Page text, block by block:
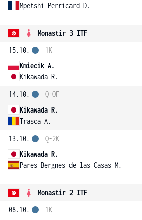
Mpetshi Perricard D.
Monastir 3 ITF
15.10.
Kmiecik A.
Kikawada R.
1K
14.10.
Kikawada R.
Trasca A.
Q-OF
13.10.
Kikawada R.
Pares Bergnes de las Casas M.
Q-2K
Monastir 2 ITF
08.10.
1K